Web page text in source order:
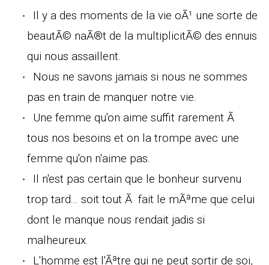
Il y a des moments de la vie oÃ¹ une sorte de
beautÃ© naÃ®t de la multiplicitÃ© des ennuis
qui nous assaillent.
Nous ne savons jamais si nous ne sommes
pas en train de manquer notre vie.
Une femme qu'on aime suffit rarement Ã
tous nos besoins et on la trompe avec une
femme qu'on n'aime pas.
Il n'est pas certain que le bonheur survenu
trop tard... soit tout Ã fait le mÃªme que celui
dont le manque nous rendait jadis si
malheureux.
L'homme est l'Ãªtre qui ne peut sortir de soi,